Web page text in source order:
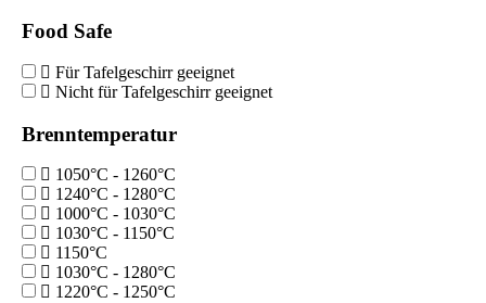
Food Safe
Für Tafelgeschirr geeignet
Nicht für Tafelgeschirr geeignet
Brenntemperatur
1050°C - 1260°C
1240°C - 1280°C
1000°C - 1030°C
1030°C - 1150°C
1150°C
1030°C - 1280°C
1220°C - 1250°C